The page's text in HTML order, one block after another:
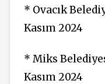
* Ovacık
Kasım 2024
* Miks
Kasım 2024